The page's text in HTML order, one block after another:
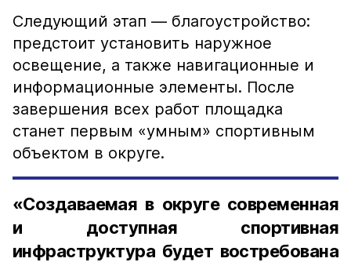
Следующий этап — благоустройство:
предстоит установить наружное
освещение, а также навигационные и
информационные элементы. После
завершения всех работ площадка
станет первым «умным» спортивным
объектом в округе.
«Создаваемая в округе современная
и доступная спортивная
инфраструктура будет востребована